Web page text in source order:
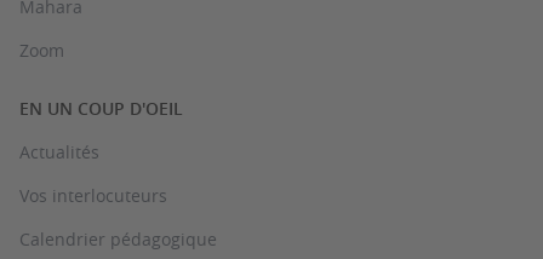
Mahara
Zoom
EN UN COUP D'OEIL
Actualités
Vos interlocuteurs
Calendrier pédagogique